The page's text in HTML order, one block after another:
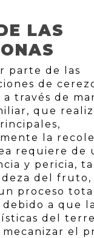
LAS
parte de las
de
través de
que
la
requiere de
y pericia,
del fruto,
proceso
debido a que
del
el